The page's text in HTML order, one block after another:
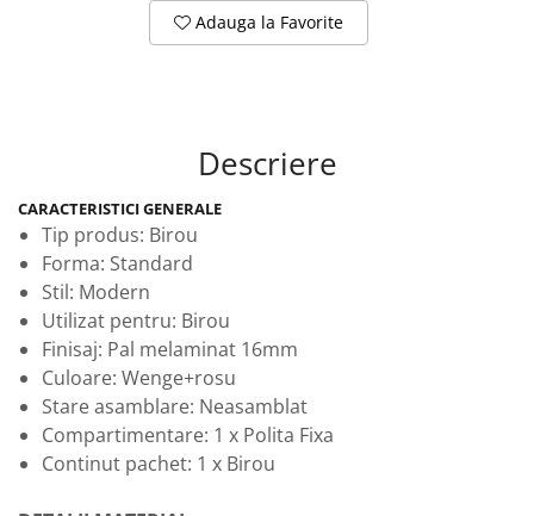
Adauga la Favorite
Descriere
CARACTERISTICI GENERALE
Tip produs: Birou
Forma: Standard
Stil: Modern
Utilizat pentru: Birou
Finisaj: Pal melaminat 16mm
Culoare: Wenge+rosu
Stare asamblare: Neasamblat
Compartimentare: 1 x Polita Fixa
Continut pachet: 1 x Birou